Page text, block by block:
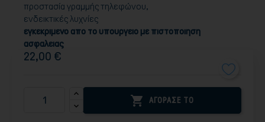
προστασία γραμμής τηλεφώνου,
ενδεικτικές λυχνίες
εγκεκριμενο απο το υπουργειο με πιστοποιηση
ασφαλειας
22,00 €
 ΑΓΟΡΑΣΕ ΤΟ